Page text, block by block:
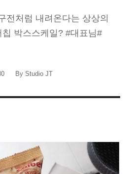
전처럼 내려온다는 상상의
박스스케일? #대표님#
작
By Studio JT